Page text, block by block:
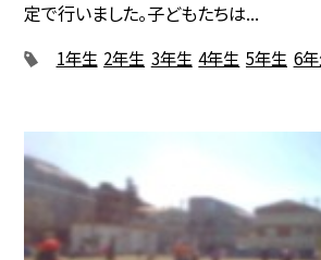
定で行いました。子どもたちは...
1年生 2年生 3年生 4年生 5年生 6